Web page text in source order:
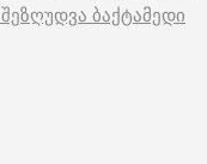
ბაქტამედი